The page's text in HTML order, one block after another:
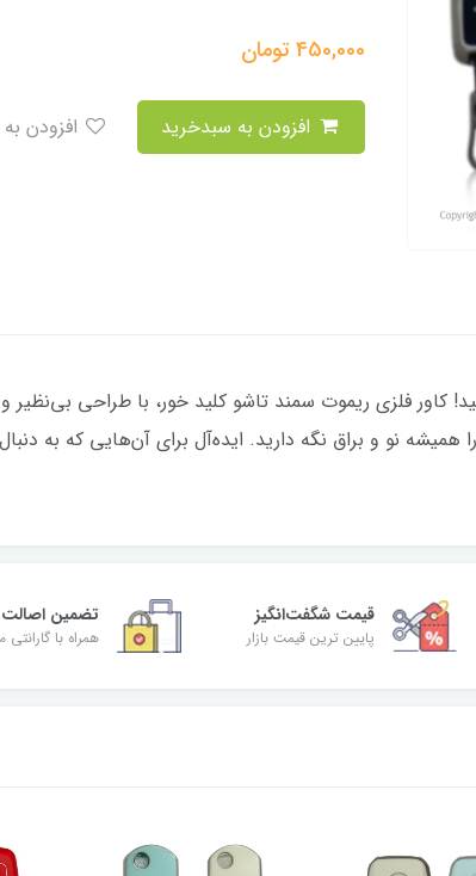
450,000تومان
فلزی ریموت سمند تاشو کلید خور، با طراحی بی‌نظیر
نو و براق نگه دارید. ایده‌آل برای آن‌هایی که به
قیمت شگفت‌انگیز
پایین ترین قیمت بازار
تضمین اصالت
همراه با گارانتی